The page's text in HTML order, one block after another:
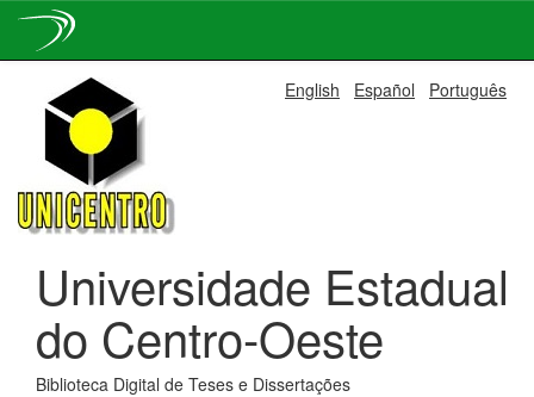
navigation
English Español Português
Universidade Estadual
do Centro-Oeste
Biblioteca Digital de Teses e Dissertações